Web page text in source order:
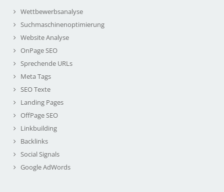
Wettbewerbsanalyse
Suchmaschinenoptimierung
Website Analyse
OnPage SEO
Sprechende URLs
Meta Tags
SEO Texte
Landing Pages
OffPage SEO
Linkbuilding
Backlinks
Social Signals
Google AdWords